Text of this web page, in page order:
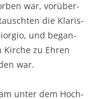
war, vor­über­
die Kla­ris­
und began­
zu Ehren
war.
unter dem Hoch­